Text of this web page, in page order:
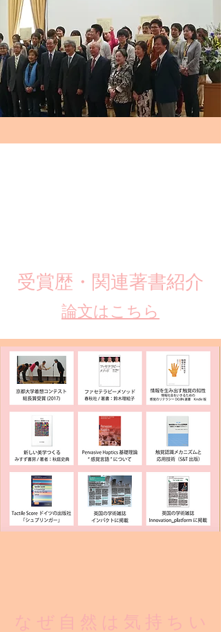
​受賞歴・関連著書紹介
​論文はこちら
な ぜ 自 然 は 気 持 ち い